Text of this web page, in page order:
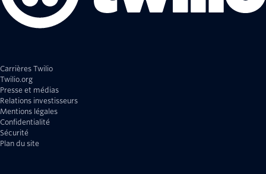
Carrières Twilio
Twilio.org
Presse et médias
Relations investisseurs
Mentions légales
Confidentialité
Sécurité
Plan du site